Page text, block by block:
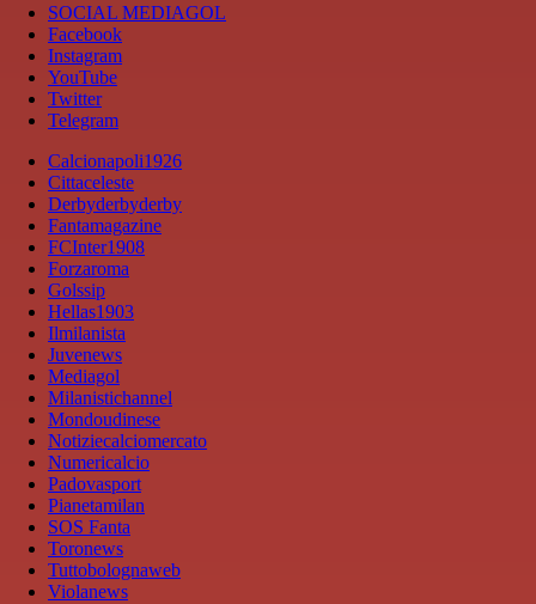
SOCIAL MEDIAGOL
Facebook
Instagram
YouTube
Twitter
Telegram
Calcionapoli1926
Cittaceleste
Derbyderbyderby
Fantamagazine
FCInter1908
Forzaroma
Golssip
Hellas1903
Ilmilanista
Juvenews
Mediagol
Milanistichannel
Mondoudinese
Notiziecalciomercato
Numericalcio
Padovasport
Pianetamilan
SOS Fanta
Toronews
Tuttobolognaweb
Violanews